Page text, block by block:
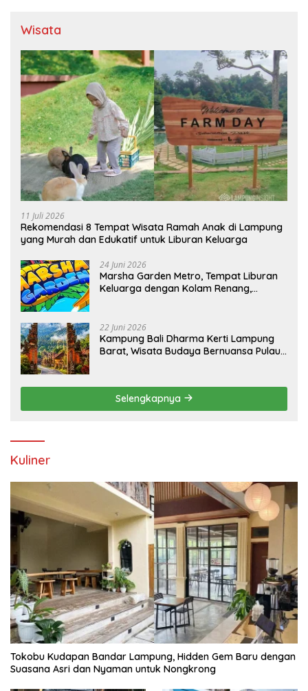
Wisata
11 Juli 2026
Rekomendasi 8 Tempat Wisata Ramah Anak di Lampung
yang Murah dan Edukatif untuk Liburan Keluarga
24 Juni 2026
Marsha Garden Metro, Tempat Liburan
Keluarga dengan Kolam Renang,
22 Juni 2026
Kampung Bali Dharma Kerti Lampung
Barat, Wisata Budaya Bernuansa Pulau
Selengkapnya
Kuliner
Tokobu Kudapan Bandar Lampung, Hidden Gem Baru dengan
Suasana Asri dan Nyaman untuk Nongkrong